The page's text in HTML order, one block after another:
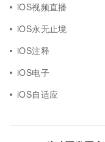
iOS视频直播
iOS永无止境
iOS注释
iOS电子
iOS自适应